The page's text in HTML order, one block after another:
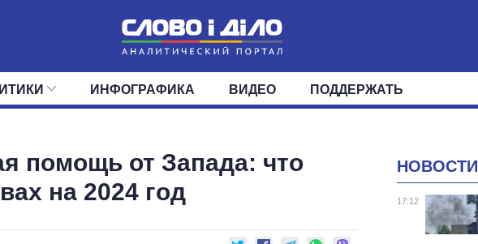
ПОЛИТИКА ЭКОНОМИКА ОБЩЕСТВО
ОФИС
ДЕПУТАТЫ КОМИТЕТЫ ФРАКЦИИ ОКРУГА
ИНФОГРАФИКА ВИДЕО ПОДДЕРЖАТЬ
помощь от Запада: что
на 2024 год
НОВОСТИ
17:12